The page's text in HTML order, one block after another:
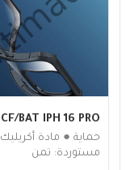
CF/BAT IPH 16 PRO
حماية ● مادة أكريليك
مستوردة: تمن